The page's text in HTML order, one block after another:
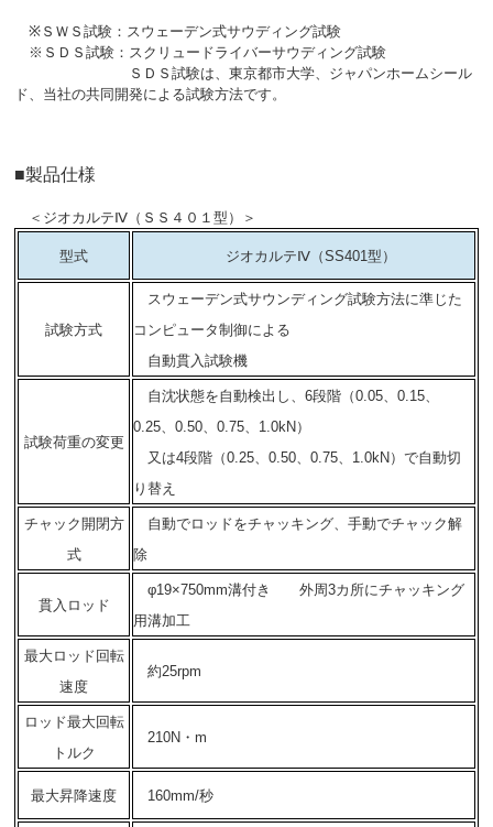
※ ＳＷＳ試験：スウェーデン式サウディング試験
※ ＳＤＳ試験：スクリュードライバーサウディング試験
ＳＤＳ試験は、東京都市大学、ジャパンホームシール
ド、当社の共同開発による試験方法です。
■製品仕様
＜ジオカルテⅣ（ＳＳ４０１型）＞
型式 ジオカルテⅣ（SS401型）
試験方式
スウェーデン式サウンディング試験方法に準じた
コンピュータ制御による
自動貫入試験機
試験荷重の変更
自沈状態を自動検出し、6段階（0.05、0.15、
0.25、0.50、0.75、1.0kN）
又は4段階（0.25、0.50、0.75、1.0kN）で自動切
り替え
チャック開閉方
式
自動でロッドをチャッキング、手動でチャック解
除
貫入ロッド
φ19×750mm溝付き 外周3カ所にチャッキング
用溝加工
最大ロッド回転
速度
約25rpm
ロッド最大回転
トルク
210N・m
最大昇降速度 160mm/秒